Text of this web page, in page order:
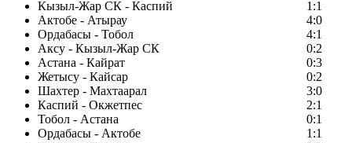
Кызыл-Жар СК - Каспий
1:1
Актобе - Атырау
4:0
Ордабасы - Тобол
4:1
Аксу - Кызыл-Жар СК
0:2
Астана - Кайрат
0:3
Жетысу - Кайсар
0:2
Шахтер - Махтаарал
3:0
Каспий - Окжетпес
2:1
Тобол - Астана
0:1
Ордабасы - Актобе
1:1